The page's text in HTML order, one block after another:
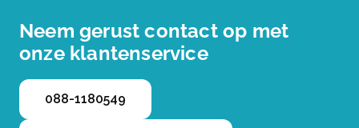
Neem gerust contact op met
onze klantenservice
088-1180549